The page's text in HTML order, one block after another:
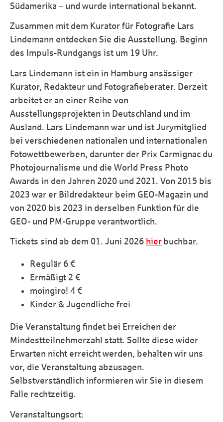
Südamerika – und wurde international bekannt.
Zusammen mit dem Kurator für Fotografie Lars
Lindemann entdecken Sie die Ausstellung. Beginn
des Impuls-Rundgangs ist um 19 Uhr.
Lars Lindemann ist ein in Hamburg ansässiger
Kurator, Redakteur und Fotografieberater. Derzeit
arbeitet er an einer Reihe von
Ausstellungsprojekten in Deutschland und im
Ausland. Lars Lindemann war und ist Jurymitglied
bei verschiedenen nationalen und internationalen
Fotowettbewerben, darunter der Prix Carmignac du
Photojournalisme und die World Press Photo
Awards in den Jahren 2020 und 2021. Von 2015 bis
2023 war er Bildredakteur beim GEO-Magazin und
von 2020 bis 2023 in derselben Funktion für die
GEO- und PM-Gruppe verantwortlich.
Tickets sind ab dem 01. Juni 2026 hier buchbar.
Regulär 6 €
Ermäßigt 2 €
moingiro! 4 €
Kinder & Jugendliche frei
Die Veranstaltung findet bei Erreichen der
Mindestteilnehmerzahl statt. Sollte diese wider
Erwarten nicht erreicht werden, behalten wir uns
vor, die Veranstaltung abzusagen.
Selbstverständlich informieren wir Sie in diesem
Falle rechtzeitig.
Veranstaltungsort: